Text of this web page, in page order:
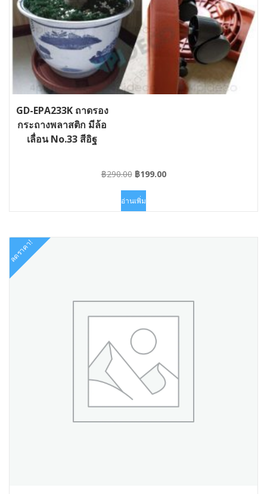
GD-EPA233K ถาดรอง
กระถางพลาสติก มีล้อ
เลื่อน No.33 สีอิฐ
฿290.00 Original
was:
฿290.00.
฿199.00Current
อ่านเพิ่ม
ลดราคา!